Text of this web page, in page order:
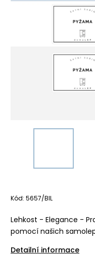
Kód: 5657/BIL
Lehkost - Elegance -
pomocí našich
Detailní informace